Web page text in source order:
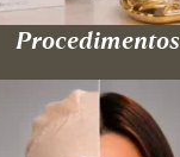
Procedimentos